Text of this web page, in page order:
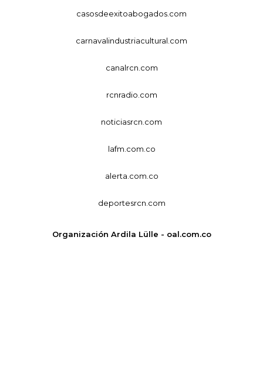
casosdeexitoabogados.com
carnavalindustriacultural.com
canalrcn.com
rcnradio.com
noticiasrcn.com
lafm.com.co
alerta.com.co
deportesrcn.com
Organización Ardila Lülle - oal.com.co